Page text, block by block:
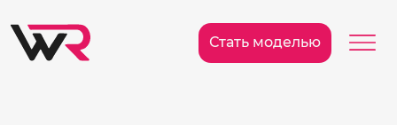
Стать моделью